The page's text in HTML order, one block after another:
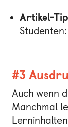
Artikel-
#3
Auch wenn
Manchmal